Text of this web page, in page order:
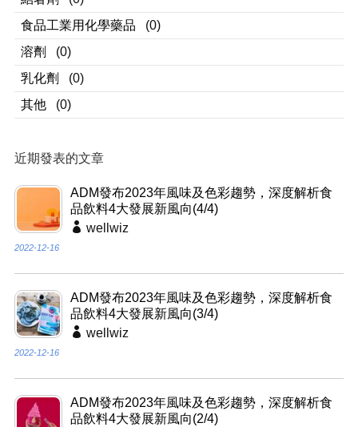
食品工業用化學藥品
(0)
溶劑
(0)
乳化劑
(0)
其他
(0)
近期發表的文章
ADM發布2023年風味及色彩趨勢，深度解析食
品飲料4大發展新風向(4/4)
wellwiz
2022-12-16
ADM發布2023年風味及色彩趨勢，深度解析食
品飲料4大發展新風向(3/4)
wellwiz
2022-12-16
ADM發布2023年風味及色彩趨勢，深度解析食
品飲料4大發展新風向(2/4)